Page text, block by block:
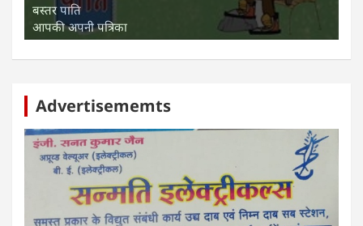
बस्तर पाति
आपकी अपनी पत्रिका
Advertisememts